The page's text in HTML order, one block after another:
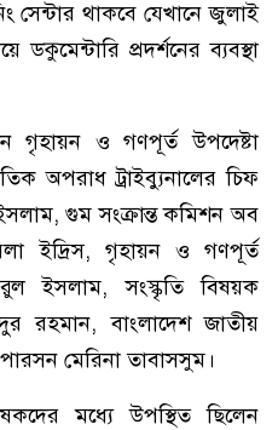
সেন্টার থাকবে যেখানে জুলাই
প্রদর্শনের ব্যবস্থা
গৃহায়ন ও গণপূর্ত উপদেষ্টা
অপরাধ ট্রাইব্যুনালের চিফ
গুম সংক্রান্ত কমিশন অব
ইদ্রিস, গৃহায়ন ও গণপূর্ত
ইসলাম, সংস্কৃতি বিষয়ক
রহমান, বাংলাদেশ জাতীয়
মেরিনা তাবাসসুম।
মধ্যে উপস্থিত ছিলেন